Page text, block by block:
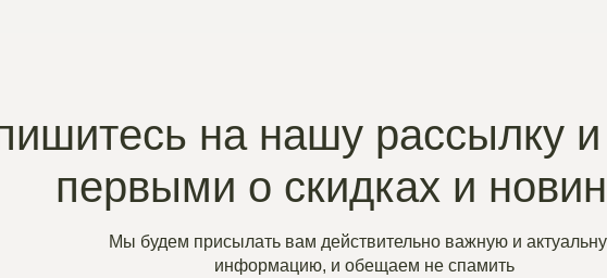
Мы будем присылать вам действительно важную и
информацию, и обещаем не спамить
на нашу рассылку и
первыми о скидках и